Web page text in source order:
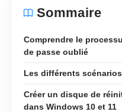
Sommaire
Comprendre le
de passe oublié
Les différents
Créer un disque de
dans Windows 10 et 11